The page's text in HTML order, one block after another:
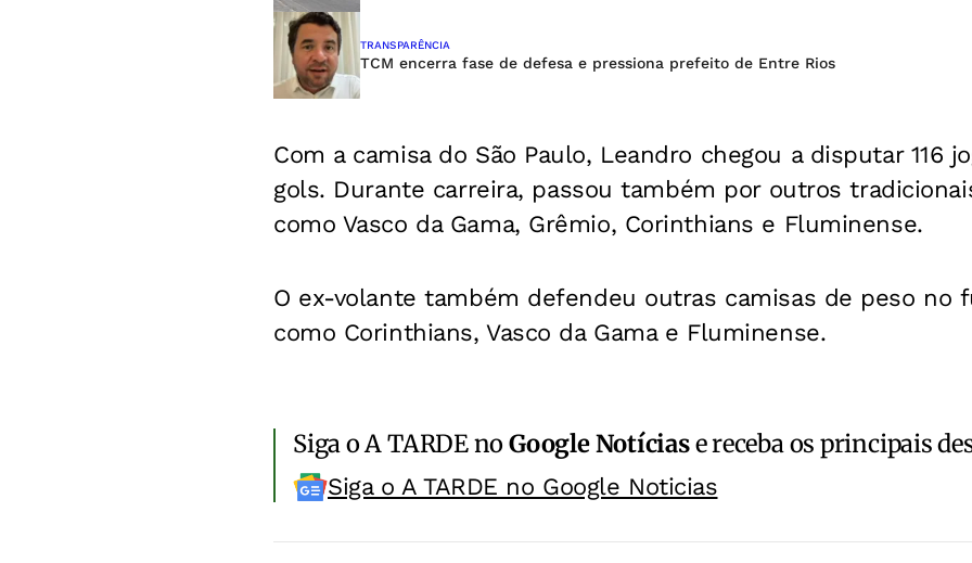
TRANSPARÊNCIA
TCM encerra fase de defesa e pressiona prefeito de Entre Rios
Com a camisa do São Paulo, Leandro chegou a disputar 116
gols. Durante carreira, passou também por outros
como Vasco da Gama, Grêmio, Corinthians e Fluminense.
O ex-volante também defendeu outras camisas de peso no
como Corinthians, Vasco da Gama e Fluminense.
Siga o A TARDE noGoogle Notíciase receba os principais
Siga o A TARDE no Google Noticias